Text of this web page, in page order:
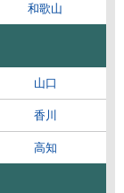
和歌山
山口
香川
高知